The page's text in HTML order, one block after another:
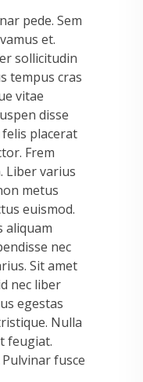
pede. Sem
et.
sollicitudin
tempus cras
vitae
disse
placerat
Frem
Liber varius
metus
euismod.
aliquam
nec
Sit amet
nec liber
egestas
Nulla
feugiat.
fusce